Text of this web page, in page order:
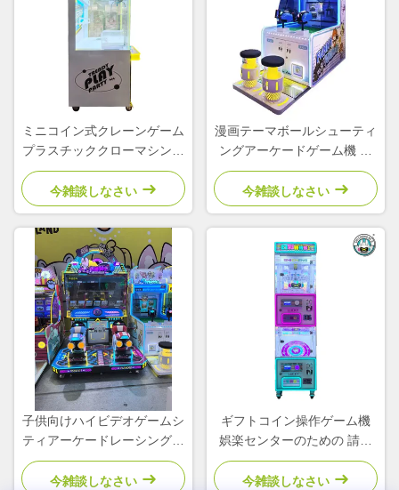
ミニコイン式クレーンゲーム
プラスチッククローマシンシ
ミュレーター 子供用アーケ
ード
今雑談しなさい
漫画テーマボールシューティ
ングアーケードゲーム機 コ
イン式 子供向け遊園地
今雑談しなさい
子供向けハイビデオゲームシ
ティアーケードレーシングシ
ミュレーター2プレイヤー自
動販売機
今雑談しなさい
ギフトコイン操作ゲーム機
娯楽センターのための 請求
書受付機
今雑談しなさい